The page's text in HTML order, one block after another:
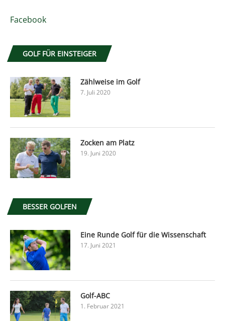
Facebook
GOLF FÜR EINSTEIGER
Zählweise im Golf
7. Juli 2020
Zocken am Platz
19. Juni 2020
BESSER GOLFEN
Eine Runde Golf für die Wissenschaft
17. Juni 2021
Golf-ABC
1. Februar 2021